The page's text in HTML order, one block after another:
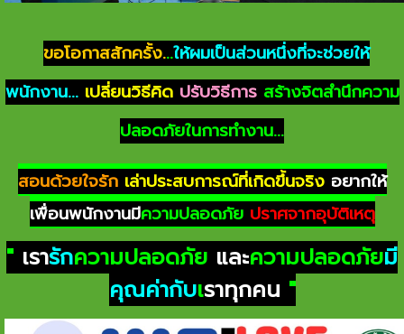
ขอโอกาสสักครั้ง...ให้ผมเป็นส่วนหนึ่งที่จะช่วยให้
พนักงาน... เปลี่ยนวิธีคิด ปรับวิธีการสร้างจิตสำนึกความ
ปลอดภัยในการทำงาน...
สอนด้วยใจรัก เล่าประสบการณ์ที่เกิดขึ้นจริง อยากให้
เพื่อนพนักงานมีความปลอดภัย ปราศจากอุบัติเหตุ
" เรารักความปลอดภัย และความปลอดภัยมี
คุณค่ากับเราทุกคน "